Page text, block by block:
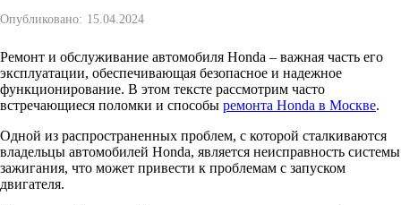
Опубликовано: 15.04.2024
Ремонт и обслуживание автомобиля Honda – важная часть его
эксплуатации, обеспечивающая безопасное и надежное
функционирование. В этом тексте рассмотрим часто
встречающиеся поломки и способы ремонта Honda в Москве.
Одной из распространенных проблем, с которой сталкиваются
владельцы автомобилей Honda, является неисправность системы
зажигания, что может привести к проблемам с запуском
двигателя.